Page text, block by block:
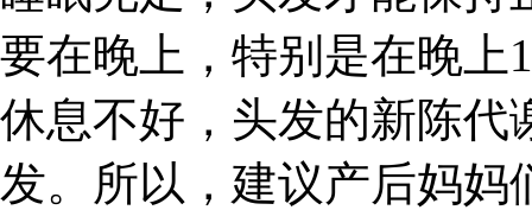
要在晚上，特别是在晚上
休息不好，头发的新陈代
发。所以，建议产后妈妈